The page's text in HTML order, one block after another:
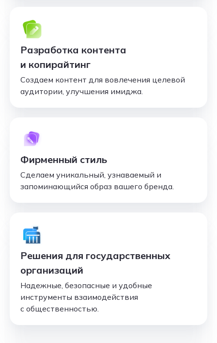
Разработка контента
и копирайтинг
Создаем контент для вовлечения целевой
аудитории, улучшения имиджа.
Фирменный стиль
Сделаем уникальный, узнаваемый и
запоминающийся образ вашего бренда.
Решения для государственных
организаций
Надежные, безопасные и удобные
инструменты взаимодействия
с общественностью.